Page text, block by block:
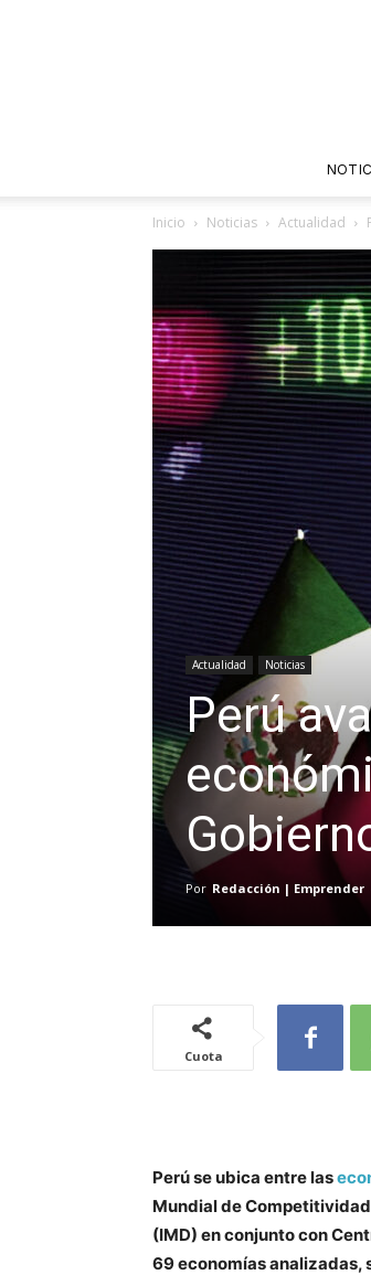
Inicio Noticias Actualidad
Actualidad Noticias
Perú
Por Redacción | Emprender
Cuota
Perú se ubica entre las
Mundial de
(IMD) en conjunto con
69 economías analizadas,